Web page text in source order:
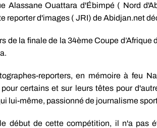
Alassane Ouattara d'Ébimpé ( Nord
reporter d'images ( JRI) de Abidjan.net
de la finale de la 34ème Coupe
reporters, en mémoire à feu
certains et sur leurs têtes pour
lui-même, passionné de journalisme
début de cette compétition, il n'a pas